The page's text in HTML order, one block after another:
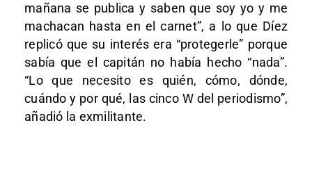
mañana se publica y saben que soy yo y me
machacan hasta en el carnet”, a lo que Díez
replicó que su interés era “protegerle” porque
sabía que el capitán no había hecho “nada”.
“Lo que necesito es quién, cómo, dónde,
cuándo y por qué, las cinco W del periodismo”,
añadió la exmilitante.